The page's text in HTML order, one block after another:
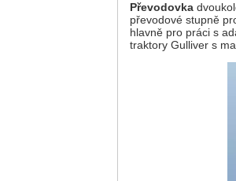
Převodovka
převodové stupně
hlavně pro práci s
traktory Gulliver s